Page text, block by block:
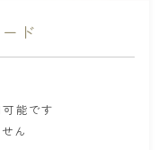
ド
能です
ん